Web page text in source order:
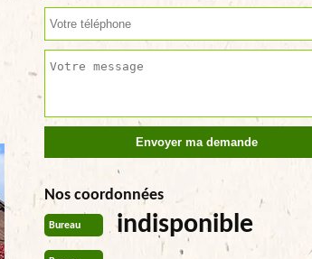
Nos coordonnées
Bureau indisponible